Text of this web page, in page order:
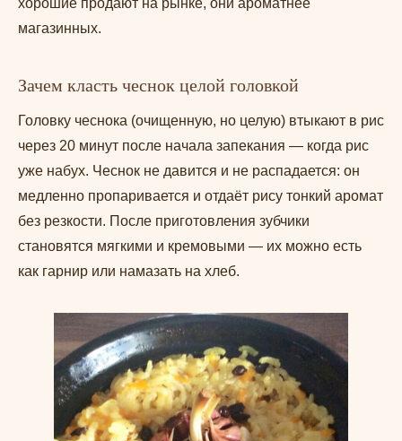
магазинных.
Зачем класть чеснок целой головкой
Головку чеснока (очищенную, но целую) втыкают в рис
через 20 минут после начала запекания — когда рис
уже набух. Чеснок не давится и не распадается: он
медленно пропаривается и отдаёт рису тонкий аромат
без резкости. После приготовления зубчики
становятся мягкими и кремовыми — их можно есть
как гарнир или намазать на хлеб.